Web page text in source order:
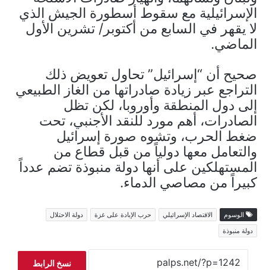
الإسرائيلية مع سقوط أسطورة الجيش الذي
لا يقهر في السابع من أكتوبر/ تشرين الأول
الماضي.
صحيح أن “إسرائيل” تحاول تعويض ذلك
التراجع عبر زيادة صادراتها من الغاز الطبيعي
إلى دول المنطقة وأوروبا، لكن تظل
الصادرات، أهم مورد للنقد الأجنبي، تحت
ضغط الحرب، وتشوه صورة إسرائيل
والتعامل معها دولياً من قبل قطاع من
المستهلكين على أنها دولة منبوذة تضم عدداً
كبيراً من مصاصي الدماء.
الوسوم الاقتصاد الإسرائيلي حرب الإبادة على غزة
دولة الاحتلال
دولة منبوذة
نسخ الرابط